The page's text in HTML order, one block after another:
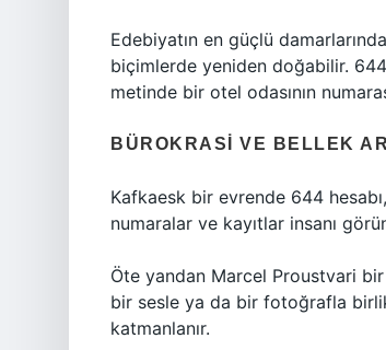
Edebiyatın en güçlü
biçimlerde yeniden doğabilir.
metinde bir otel odasının
BÜROKRASI VE BELLEK
Kafkaesk bir evrende 644
numaralar ve kayıtlar insanı
Öte yandan Marcel Proustvari
bir sesle ya da bir fotoğrafla
katmanlanır.